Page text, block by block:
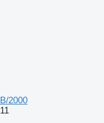
B/2000
11